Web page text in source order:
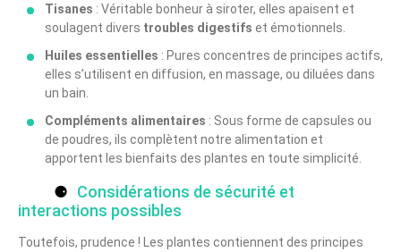
Tisanes : Véritable bonheur à siroter, elles apaisent et
soulagent divers troubles digestifs et émotionnels.
Huiles essentielles : Pures concentres de principes actifs,
elles s’utilisent en diffusion, en massage, ou diluées dans
un bain.
Compléments alimentaires : Sous forme de capsules ou
de poudres, ils complètent notre alimentation et
apportent les bienfaits des plantes en toute simplicité.
Considérations de sécurité et
interactions possibles
Toutefois, prudence ! Les plantes contiennent des principes